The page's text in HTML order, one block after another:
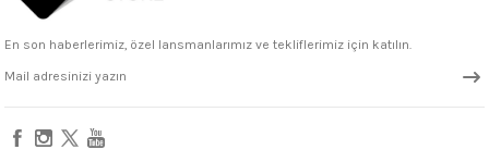
En son haberlerimiz, özel lansmanlarımız ve tekliflerimiz için katılın.